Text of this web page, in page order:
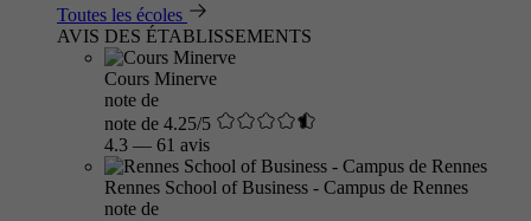
Toutes les écoles
AVIS DES ÉTABLISSEMENTS
Cours Minerve
note de
note de 4.25/5
4.3 — 61 avis
Rennes School of Business - Campus de Rennes
note de